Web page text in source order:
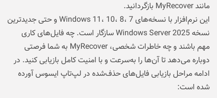
مانند MyRecover بازگردانید.
این نرم‌افزار با نسخه‌های Windows 11، 10، 8، 7 و حتی جدیدترین
نسخه Windows Server 2025 سازگار است. چه فایل‌های کاری
مهم باشند و چه خاطرات شخصی، MyRecover به شما فرصتی
دوباره می‌دهد تا آن‌ها را به‌سرعت و با امنیت کامل بازیابی کنید. در
ادامه مراحل بازیابی فایل‌های حذف‌شده در لپ‌تاپ ایسوس آورده
شده است: